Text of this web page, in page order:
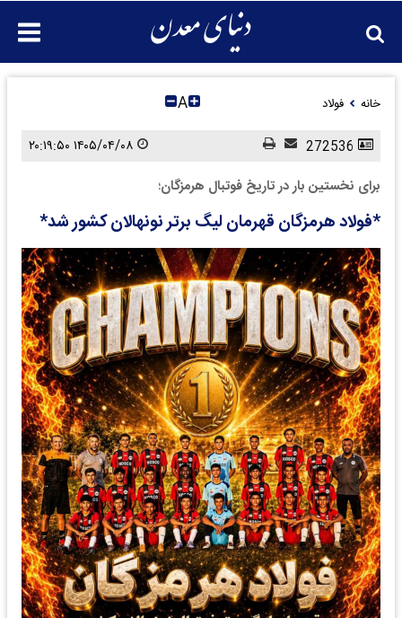
خانه فولاد A
برای نخستین بار در تاریخ فوتبال هرمزگان؛
*فولاد هرمزگان قهرمان لیگ برتر نونهالان کشور شد*